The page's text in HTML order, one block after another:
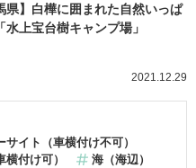
県】白樺に囲まれた自然いっぱ
水上宝台樹キャンプ場」
2021.12.29
サイト（車横付け不可）
付け可）
海（海辺）